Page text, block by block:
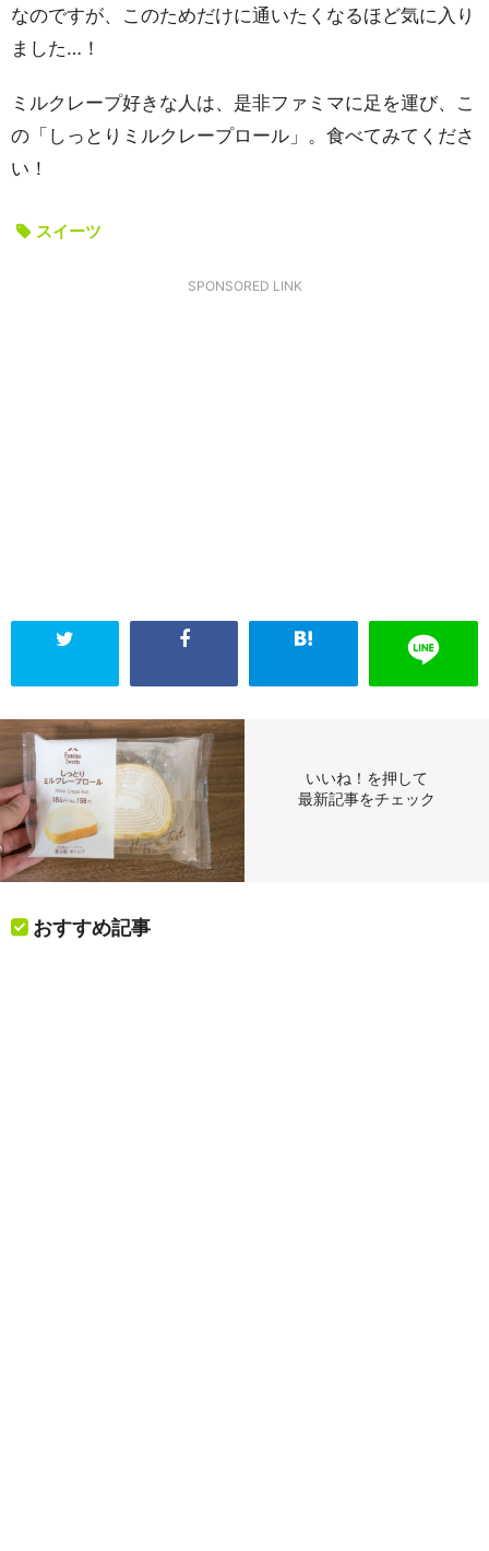
なのですが、このためだけに通いたくなるほど気に入り
ました…！
ミルクレープ好きな人は、是非ファミマに足を運び、こ
の「しっとりミルクレープロール」。食べてみてくださ
い！
スイーツ
SPONSORED LINK
いいね！を押して
最新記事をチェック
おすすめ記事